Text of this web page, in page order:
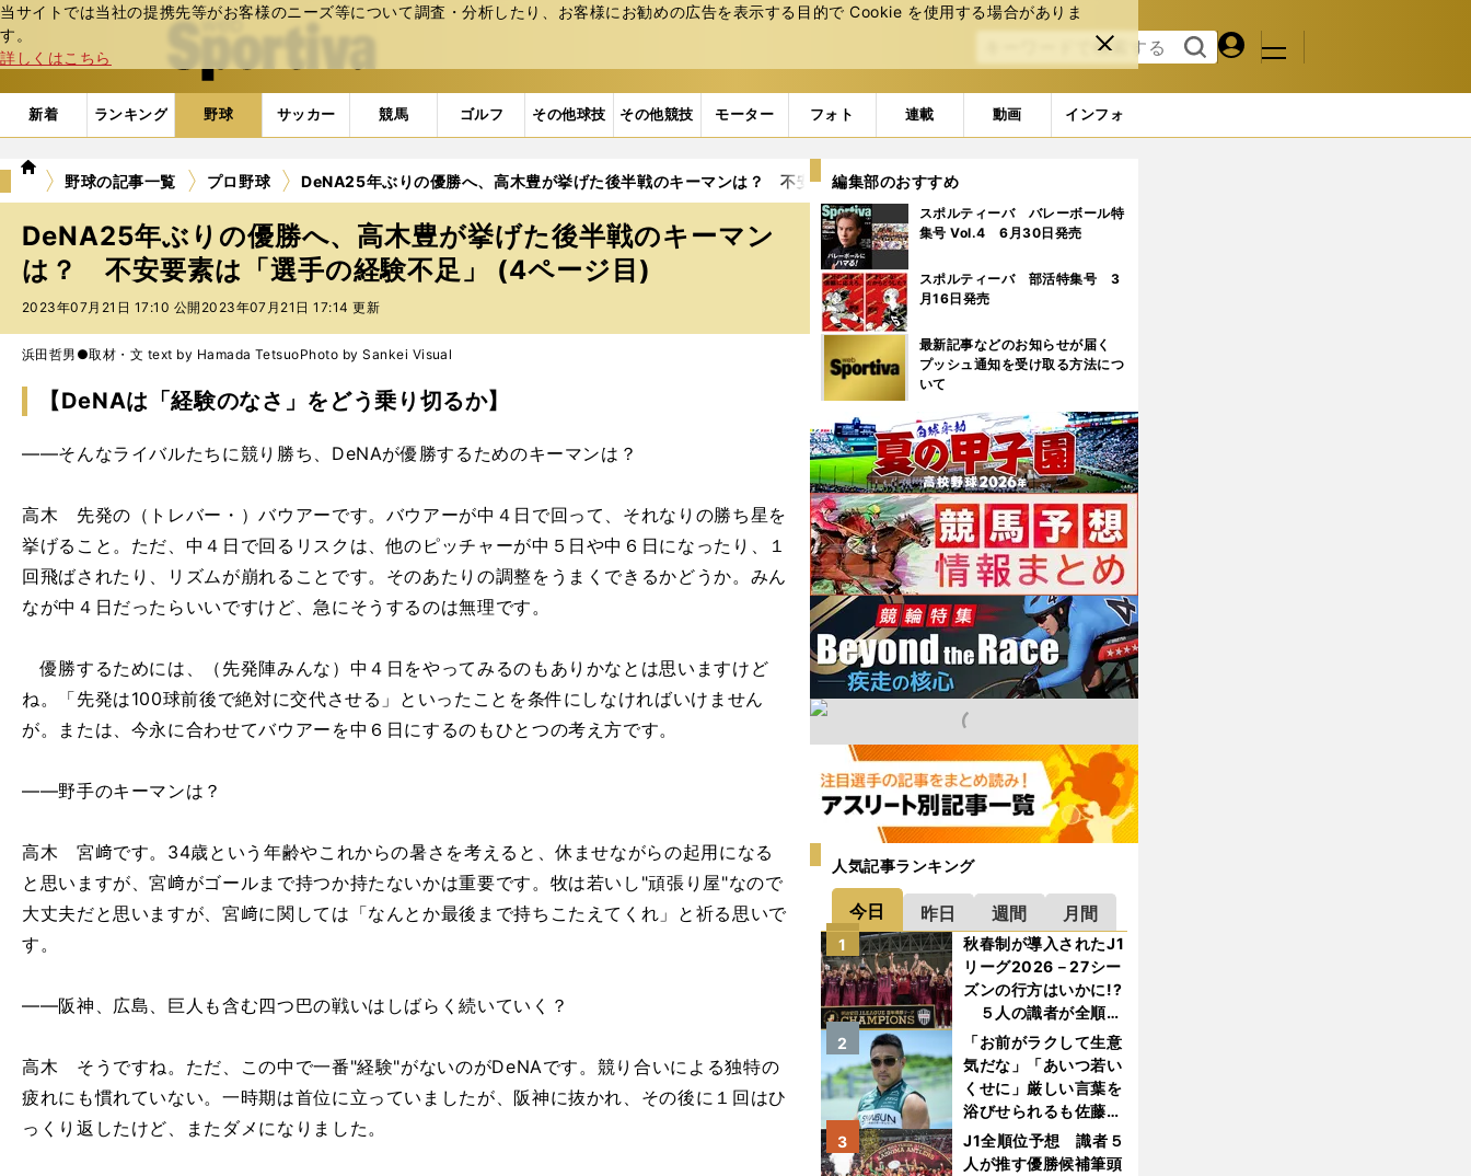
当サイトでは当社の提携先等がお客様のニーズ等について調査・分析したり、お客様にお勧めの広告を表⽰する⽬的で Cookie を使⽤する場合がありま
す。
詳しくはこちら
閉じ
る
web Sportiva (webスポルティーバ)
検索
る
マイペ
ジ
メニュ
新着 ランキング 野球 サッカー 競馬 ゴルフ その他球技 その他競技 モーター フォト 連載 動画 インフォ
we
ポ
ル
テ
ィ
ー
バ
野球の記事一覧 プロ野球 DeNA25年ぶりの優勝へ、高木豊が挙げた後半戦のキーマンは？ 不安要素は「選手の経験不足」
DeNA25年ぶりの優勝へ、高木豊が挙げた後半戦のキーマン
は？ 不安要素は「選手の経験不足」 (4ページ目)
2023年07月21日 17:10 公開 2023年07月21日 17:14 更新
浜田哲男●取材・文 text by Hamada TetsuoPhoto by Sankei Visual
【DeNAは「経験のなさ」をどう乗り切るか】
――そんなライバルたちに競り勝ち、DeNAが優勝するためのキーマンは？
高木 先発の（トレバー・）バウアーです。バウアーが中４日で回って、それなりの勝ち星を
挙げること。ただ、中４日で回るリスクは、他のピッチャーが中５日や中６日になったり、１
回飛ばされたり、リズムが崩れることです。そのあたりの調整をうまくできるかどうか。みん
なが中４日だったらいいですけど、急にそうするのは無理です。
優勝するためには、（先発陣みんな）中４日をやってみるのもありかなとは思いますけど
ね。「先発は100球前後で絶対に交代させる」といったことを条件にしなければいけません
が。または、今永に合わせてバウアーを中６日にするのもひとつの考え方です。
――野手のキーマンは？
高木 宮﨑です。34歳という年齢やこれからの暑さを考えると、休ませながらの起用になる
と思いますが、宮﨑がゴールまで持つか持たないかは重要です。牧は若いし"頑張り屋"なので
大丈夫だと思いますが、宮﨑に関しては「なんとか最後まで持ちこたえてくれ」と祈る思いで
す。
――阪神、広島、巨人も含む四つ巴の戦いはしばらく続いていく？
高木 そうですね。ただ、この中で一番"経験"がないのがDeNAです。競り合いによる独特の
疲れにも慣れていない。一時期は首位に立っていましたが、阪神に抜かれ、その後に１回はひ
っくり返したけど、またダメになりました。
編集部のおすすめ
スポルティーバ バレーボール特
集号 Vol.4 6月30日発売
スポルティーバ 部活特集号 3
月16日発売
最新記事などのお知らせが届く
プッシュ通知を受け取る方法につ
いて
人気記事ランキング
今日 昨日 週間 月間
秋春制が導入されたJ1
リーグ2026－27シー
ズンの行方はいかに!?
５人の識者が全順位
を大胆予想
1
「お前がラクして生意
気だな」「あいつ若い
くせに」厳しい言葉を
浴びせられるも佐藤慎
太郎が貫いた誇りとフ
ァンへの思い
2
J1全順位予想 識者５
人が推す優勝候補筆頭
3